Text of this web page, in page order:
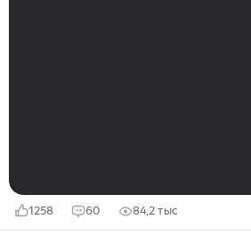
1258 60 84,2 тыс